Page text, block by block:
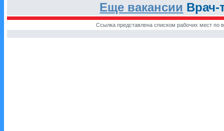
Еще вакансии Врач-
Ссылка представлена списком рабочих мест по